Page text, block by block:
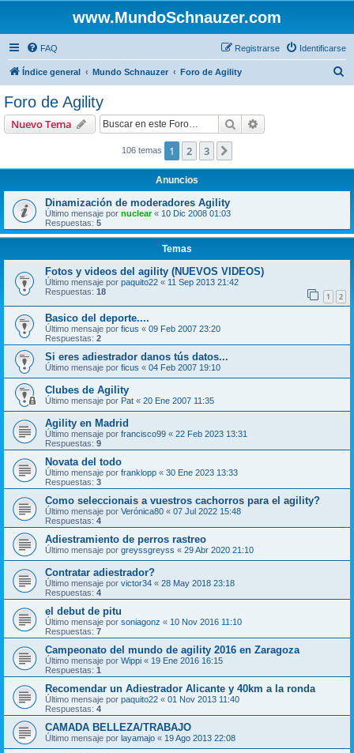
www.MundoSchnauzer.com
FAQ Identificarse
Registrarse
Índice general Mundo Schnauzer Foro de Agility
Foro de Agility
Nuevo Tema Buscar
106 temas 1 2 3
Anuncios
Dinamización de moderadores Agility
Último mensaje por nuclear« 10 Dic 2008 01:03
Respuestas: 5
Temas
Fotos y videos del agility (NUEVOS VIDEOS)
Último mensaje por paquito22 « 11 Sep 2013 21:42
Respuestas: 18 1 2
Basico del deporte....
Último mensaje por ficus « 09 Feb 2007 23:20
Respuestas: 2
Si eres adiestrador danos tús datos...
Último mensaje por ficus « 04 Feb 2007 19:10
Clubes de Agility
Último mensaje por Pat « 20 Ene 2007 11:35
Agility en Madrid
Último mensaje por francisco99 « 22 Feb 2023 13:31
Respuestas: 9
Novata del todo
Último mensaje por franklopp « 30 Ene 2023 13:33
Respuestas: 3
Como seleccionais a vuestros cachorros para el agility?
Último mensaje por Verónica80 « 07 Jul 2022 15:48
Respuestas: 4
Adiestramiento de perros rastreo
Último mensaje por greyssgreyss « 29 Abr 2020 21:10
Contratar adiestrador?
Último mensaje por victor34 « 28 May 2018 23:18
Respuestas: 4
el debut de pitu
Último mensaje por soniagonz « 10 Nov 2016 11:10
Respuestas: 7
Campeonato del mundo de agility 2016 en Zaragoza
Último mensaje por Wippi « 19 Ene 2016 16:15
Respuestas: 1
Recomendar un Adiestrador Alicante y 40km a la ronda
Último mensaje por paquito22 « 01 Nov 2013 11:40
Respuestas: 4
CAMADA BELLEZA/TRABAJO
Último mensaje por layamajo « 19 Ago 2013 22:08